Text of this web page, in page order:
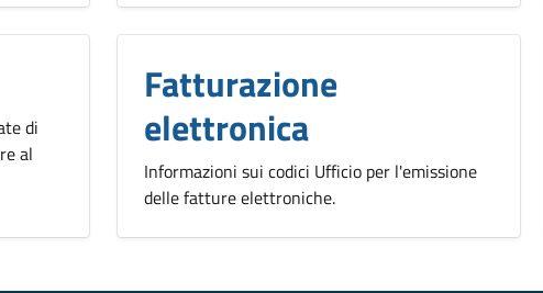
di
al
Fatturazione
elettronica
Informazioni sui codici Ufficio per l'emissione
delle fatture elettroniche.